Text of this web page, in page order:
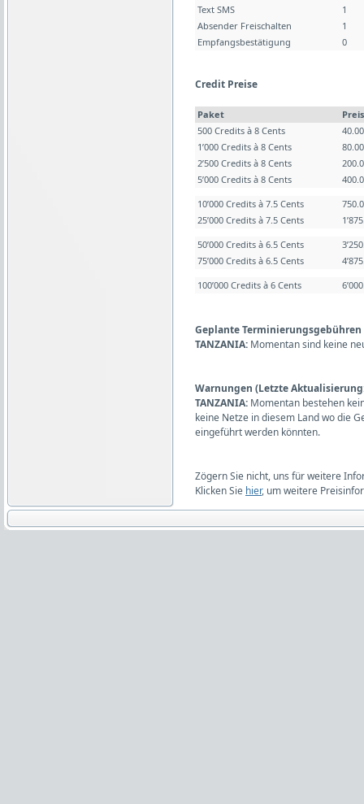
Text SMS
1
Absender Freischalten
1
Empfangsbestätigung
0
Credit Preise
Paket
Preis
500 Credits à 8 Cents
1’000 Credits à 8 Cents
2’500 Credits à 8 Cents
5’000 Credits à 8 Cents
10’000 Credits à 7.5 Cents
25’000 Credits à 7.5 Cents
50’000 Credits à 6.5 Cents
75’000 Credits à 6.5 Cents
100’000 Credits à 6 Cents
Geplante
TANZANIA: Momentan sind keine
Warnungen (Letzte
TANZANIA: Momentan bestehen
keine Netze in diesem Land wo die
eingeführt werden könnten.
Zögern Sie nicht, uns für weitere
Klicken Sie hier, um weitere